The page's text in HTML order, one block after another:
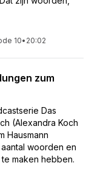
10• 20:02
zum
Das
(Alexandra Koch
Hausmann
woorden en
maken hebben.